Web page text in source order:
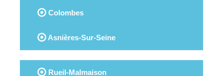
Colombes
Asnières-Sur-Seine
Rueil-Malmaison